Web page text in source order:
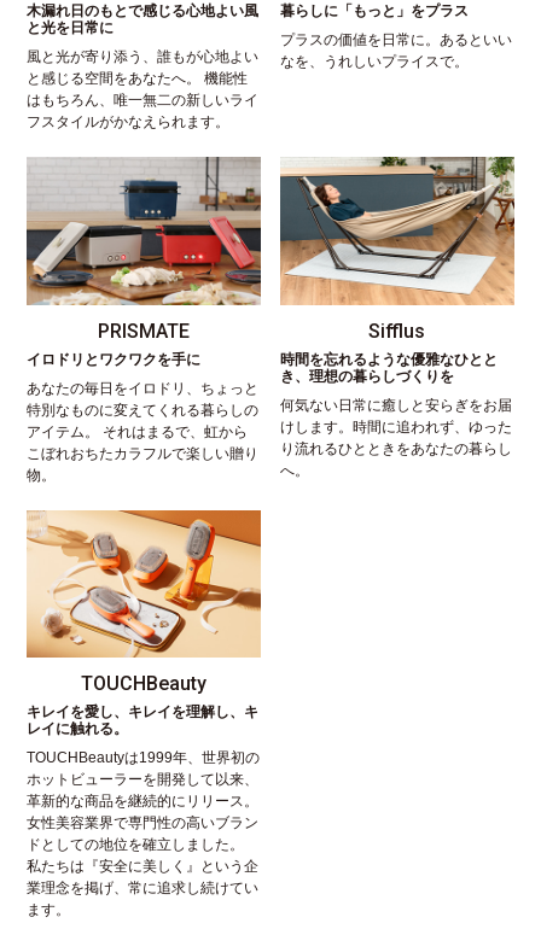
木漏れ日のもとで感じる心地よい風
と光を日常に
風と光が寄り添う、誰もが心地よい
と感じる空間をあなたへ。 機能性
はもちろん、唯一無二の新しいライ
フスタイルがかなえられます。
暮らしに「もっと」をプラス
プラスの価値を日常に。あるといい
なを、うれしいプライスで。
PRISMATE
イロドリとワクワクを手に
あなたの毎日をイロドリ、ちょっと
特別なものに変えてくれる暮らしの
アイテム。 それはまるで、虹から
こぼれおちたカラフルで楽しい贈り
物。
Sifflus
時間を忘れるような優雅なひとと
き、理想の暮らしづくりを
何気ない日常に癒しと安らぎをお届
けします。時間に追われず、ゆった
り流れるひとときをあなたの暮らし
へ。
TOUCHBeauty
キレイを愛し、キレイを理解し、キ
レイに触れる。
TOUCHBeautyは1999年、世界初の
ホットビューラーを開発して以来、
革新的な商品を継続的にリリース。
女性美容業界で専門性の高いブラン
ドとしての地位を確立しました。
私たちは『安全に美しく』という企
業理念を掲げ、常に追求し続けてい
ます。